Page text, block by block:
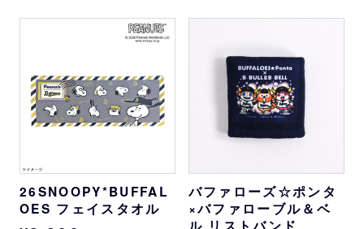
26SNOOPY*BUFFAL
OES フェイスタオル
バファローズ☆ポンタ
×バファローブル＆ベ